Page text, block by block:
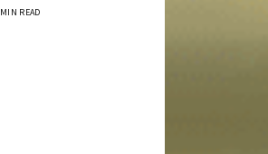
MIN READ